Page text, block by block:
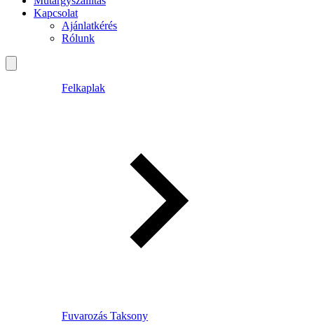
Kapcsolat
Ajánlatkérés
Rólunk
Felkaplak
Fuvarozás Taksony